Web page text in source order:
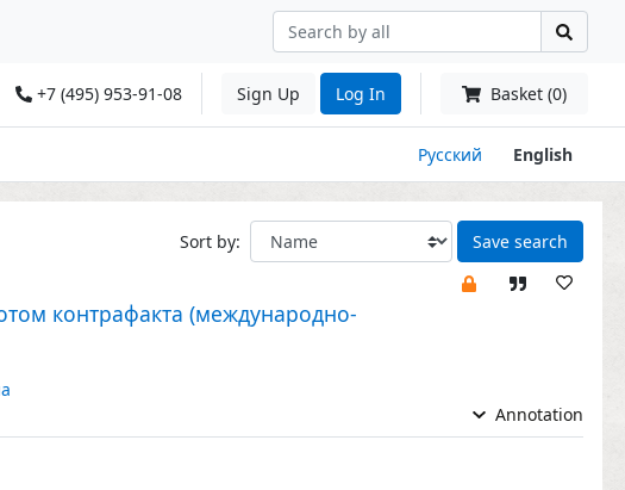
+7 (495) 953-91-08 Sign Up Log In Basket (0)
Русский English
Sort by: Save search
контрафакта (международно-
Annotation